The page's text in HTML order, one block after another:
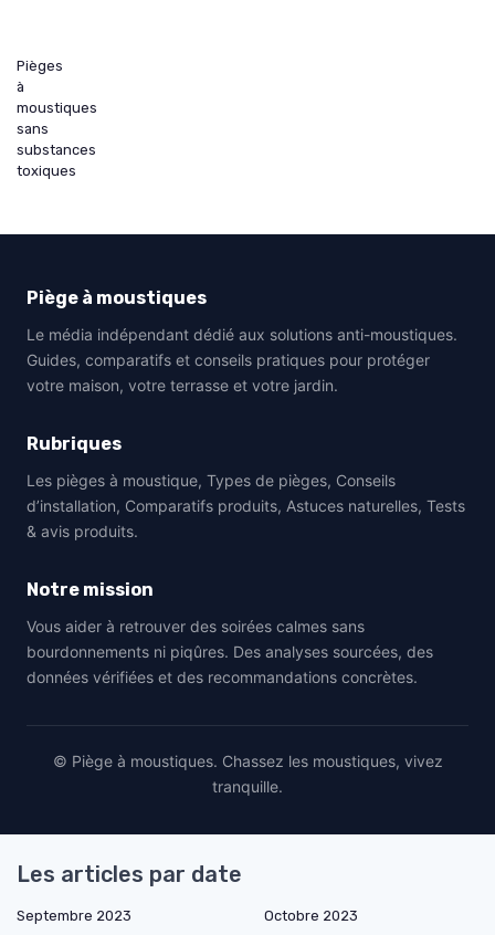
Pièges
à
moustiques
sans
substances
toxiques
Piège à moustiques
Le média indépendant dédié aux solutions anti-moustiques.
Guides, comparatifs et conseils pratiques pour protéger
votre maison, votre terrasse et votre jardin.
Rubriques
Les pièges à moustique, Types de pièges, Conseils
d’installation, Comparatifs produits, Astuces naturelles, Tests
& avis produits.
Notre mission
Vous aider à retrouver des soirées calmes sans
bourdonnements ni piqûres. Des analyses sourcées, des
données vérifiées et des recommandations concrètes.
© Piège à moustiques. Chassez les moustiques, vivez
tranquille.
Les articles par date
Septembre 2023
Octobre 2023